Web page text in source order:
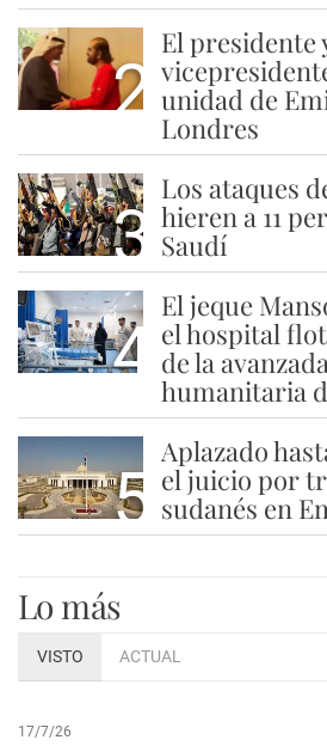
2
El presidente
unidad de
Londres
3
Los ataques
hieren a 11
Saudí
4
El jeque
el hospital
de la
humanitaria
5
Aplazado
el juicio por
sudanés en
Lo más
VISTO ACTUAL
17/7/26